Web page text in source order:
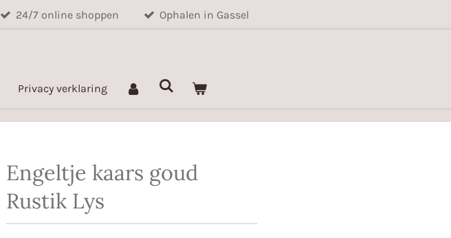
24/7 online shoppen Ophalen in Gassel
Privacy verklaring
Engeltje kaars goud
Rustik Lys